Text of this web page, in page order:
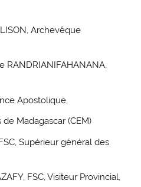
Archevêque
RANDRIANIFAHANANA,
Apostolique,
Madagascar (CEM)
Supérieur général des
FSC, Visiteur Provincial,